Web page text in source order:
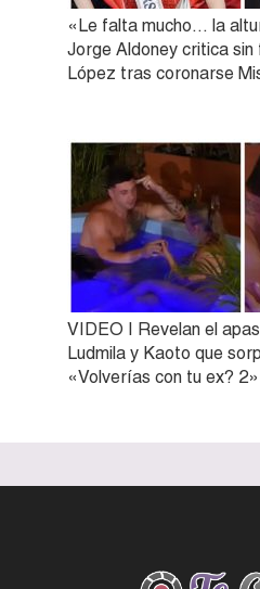
«Le falta mucho… la
Jorge Aldoney critica
López tras coronarse
VIDEO | Revelan el
Ludmila y Kaoto que
«Volverías con tu ex? 2»